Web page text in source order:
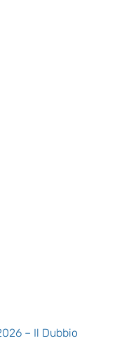
– Il Dubbio